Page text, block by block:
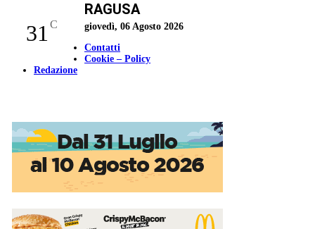
31 C
RAGUSA
giovedì, 06 Agosto 2026
Contatti
Cookie – Policy
Redazione